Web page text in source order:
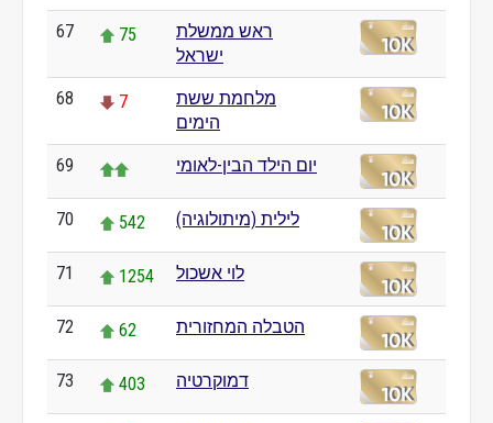
67 75
ראש ממשלת
ישראל
68 7
מלחמת ששת
הימים
69 יום הילד הבין-לאומי
70 542 לילית (מיתולוגיה)
71 1254 לוי אשכול
72 62 הטבלה המחזורית
73 403 דמוקרטיה